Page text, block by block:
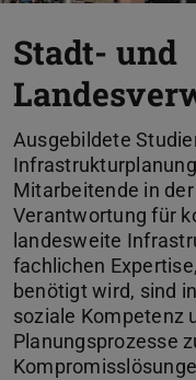
Stadt- und
Ausgebildete
Mitarbeitende in
Verantwortung für
landesweite
fachlichen
benötigt wird, sind
soziale Kompetenz
Planungsprozesse